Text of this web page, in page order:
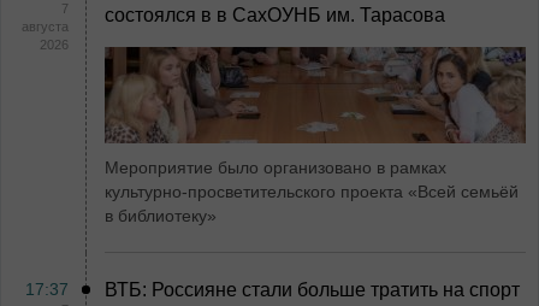
7
августа
2026
состоялся в в СахОУНБ им. Тарасова
Мероприятие было организовано в рамках
культурно-просветительского проекта «Всей семьёй
в библиотеку»
17:37 ВТБ: Россияне стали больше тратить на спорт